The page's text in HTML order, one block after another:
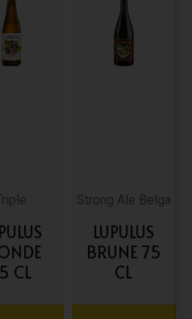
CL
Strong Ale Belga
LUPULUS
BRUNE 75
CL